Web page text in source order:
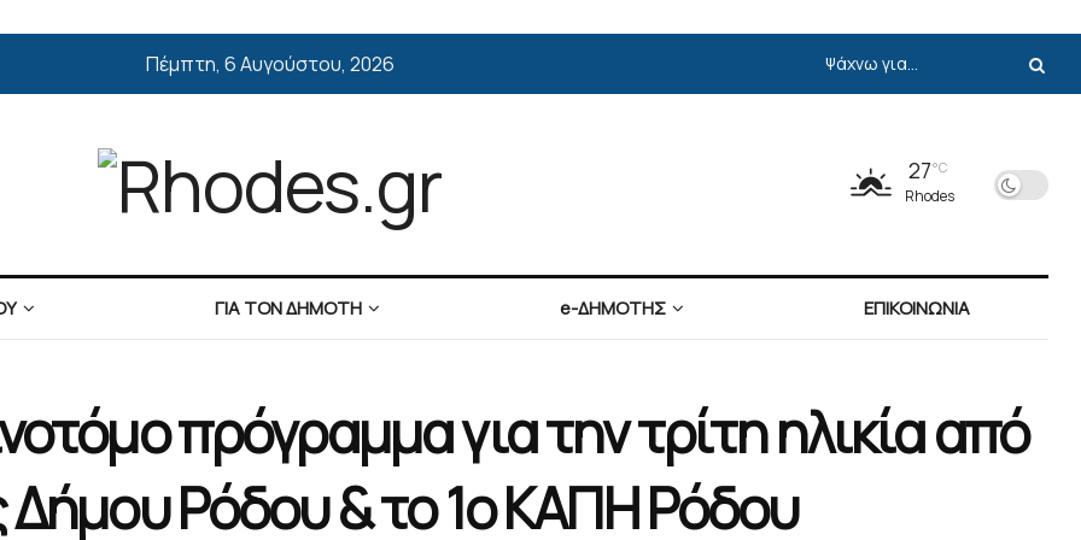
Πέμπτη, 6 Αυγούστου, 2026
27°C
Rhodes
ΓΙΑ ΤΟΝ ΔΗΜΟΤΗ e-ΔΗΜΟΤΗΣ ΕΠΙΚΟΙΝΩΝΙΑ
πρόγραμμα για την τρίτη ηλικία από
Δήμου Ρόδου & το 1ο ΚΑΠΗ Ρόδου